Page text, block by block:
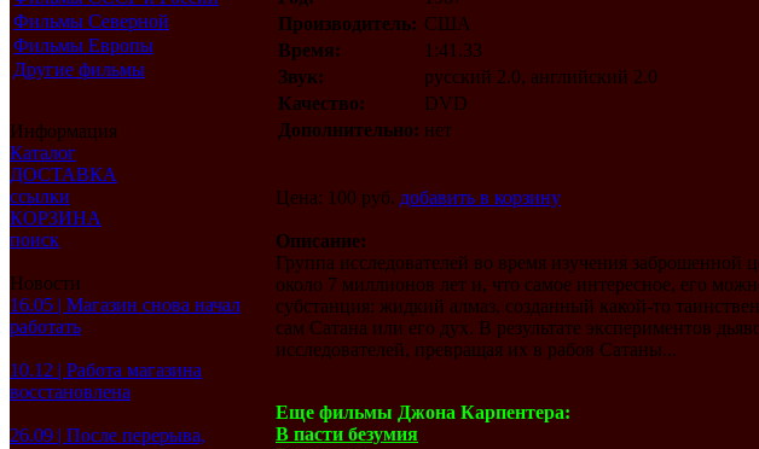
Фильмы Северной
Америки
Фильмы Европы
Другие фильмы
Информация
Каталог
ДОСТАВКА
ссылки
КОРЗИНА
поиск
Новости
16.05 | Магазин снова начал
работать
10.12 | Работа магазина
восстановлена
26.09 | После перерыва,
Производитель: США
Время:
1:41.33
Звук:
русский 2.0, английский 2.0
Качество:
DVD
Дополнительно: нет
Цена: 100 руб. добавить в корзину
Описание:
Группа исследователей во время изучения заброшенной
около 7 миллионов лет и, что самое интересное, его
субстанция: жидкий алмаз, созданный какой-то
сам Сатана или его дух. В результате экспериментов
исследователей, превращая их в рабов Сатаны...
Еще фильмы Джона Карпентера:
В пасти безумия